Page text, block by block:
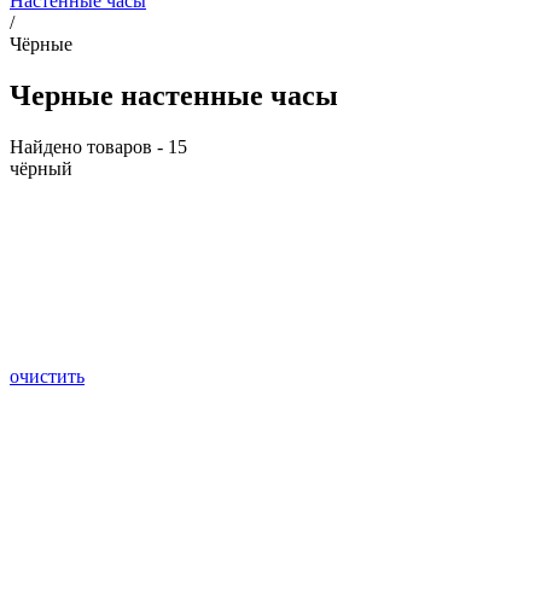
/
Чёрные
Черные настенные часы
Найдено товаров - 15
чёрный
очистить